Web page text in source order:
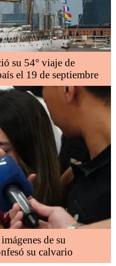
su 54° viaje de
el 19 de septiembre
de su
su calvario